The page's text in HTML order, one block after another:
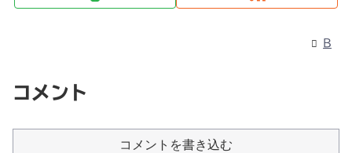
B
コメント
コメントを書き込む